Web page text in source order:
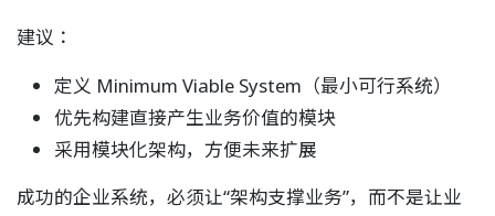
建议：
定义 Minimum Viable System（最小可行系统）
优先构建直接产生业务价值的模块
采用模块化架构，方便未来扩展
成功的企业系统，必须让“架构支撑业务”，而不是让业